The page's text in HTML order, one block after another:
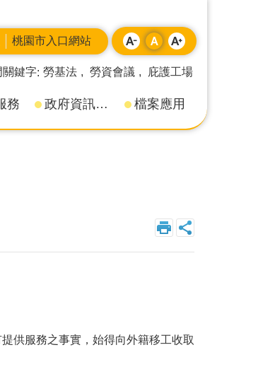
桃園市入口網站
關鍵字 勞基法 勞資會議 庇護工場
務 政府資訊公開 檔案應用
供服務之事實，始得向外籍移工收取